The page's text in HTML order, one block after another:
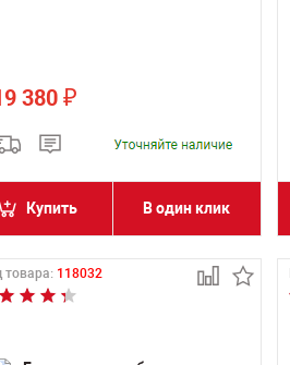
380 ₽
Купить В один клик
товара: 118032